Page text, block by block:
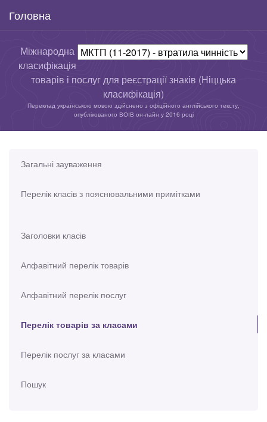
Головна
Міжнародна
класифікація
товарів і послуг для реєстрації знаків (Ніццька
класифікація)
Переклад українською мовою здійснено з офіційного англійського тексту,
опублікованого ВОІВ он-лайн у 2016 році
Загальні зауваження
Перелік класів з пояснювальними примітками
Заголовки класів
Алфавітний перелік товарів
Алфавітний перелік послуг
Перелік товарів за класами
Перелік послуг за класами
Пошук